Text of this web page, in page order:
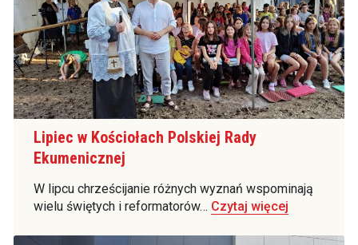
Lipiec w Kościołach Polskiej Rady
Ekumenicznej
W lipcu chrześcijanie różnych wyznań wspominają
wielu świętych i reformatorów… Czytaj więcej